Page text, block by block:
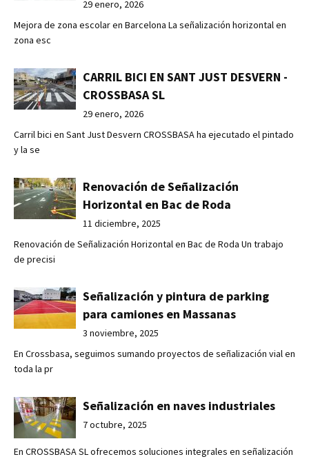
29 enero, 2026
Mejora de zona escolar en Barcelona La señalización horizontal en
zona esc
CARRIL BICI EN SANT JUST DESVERN -
CROSSBASA SL
29 enero, 2026
Carril bici en Sant Just Desvern CROSSBASA ha ejecutado el pintado
y la se
Renovación de Señalización
Horizontal en Bac de Roda
11 diciembre, 2025
Renovación de Señalización Horizontal en Bac de Roda Un trabajo
de precisi
Señalización y pintura de parking
para camiones en Massanas
3 noviembre, 2025
En Crossbasa, seguimos sumando proyectos de señalización vial en
toda la pr
Señalización en naves industriales
7 octubre, 2025
En CROSSBASA SL ofrecemos soluciones integrales en señalización